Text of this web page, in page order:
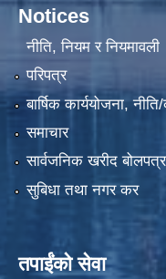
Notices
नीति, नियम र नियमावली
परिपत्र
बार्षिक कार्ययोजना,
समाचार
सार्वजनिक खरीद बोलपत्र
सुबिधा तथा नगर कर
तपाईंको सेवा